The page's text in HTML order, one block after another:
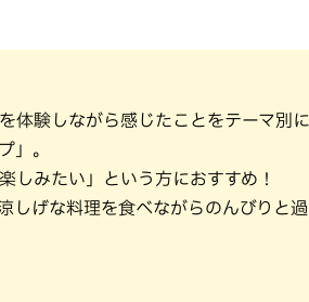
体験しながら感じたことをテーマ別
」。
しみたい」という方におすすめ！
しげな料理を食べながらのんびりと